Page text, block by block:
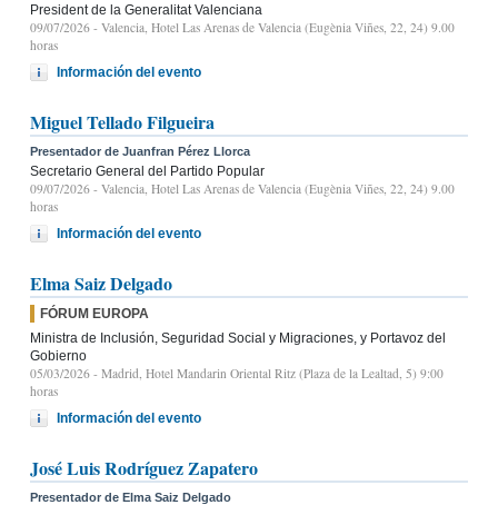
President de la Generalitat Valenciana
09/07/2026 - Valencia, Hotel Las Arenas de Valencia (Eugènia Viñes, 22, 24) 9.00
horas
Información del evento
Miguel Tellado Filgueira
Presentador de Juanfran Pérez Llorca
Secretario General del Partido Popular
09/07/2026 - Valencia, Hotel Las Arenas de Valencia (Eugènia Viñes, 22, 24) 9.00
horas
Información del evento
Elma Saiz Delgado
FÓRUM EUROPA
Ministra de Inclusión, Seguridad Social y Migraciones, y Portavoz del
Gobierno
05/03/2026 - Madrid, Hotel Mandarin Oriental Ritz (Plaza de la Lealtad, 5) 9:00
horas
Información del evento
José Luis Rodríguez Zapatero
Presentador de Elma Saiz Delgado